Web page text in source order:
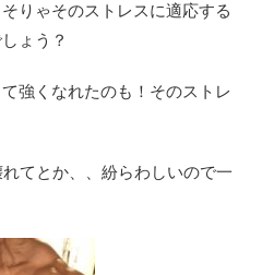
りゃそのストレスに適応する
ょう？
強くなれたのも！そのストレ
てとか、、紛らわしいので一